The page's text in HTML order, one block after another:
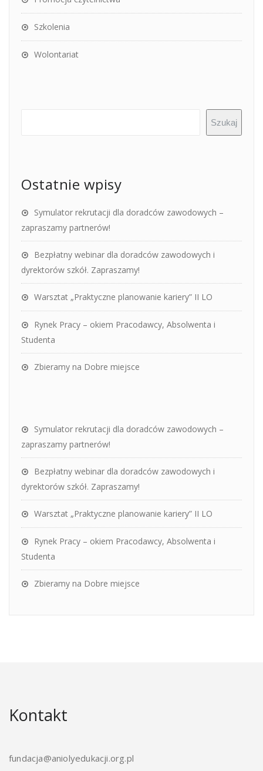
Szkolenia
Wolontariat
Szukaj
Ostatnie wpisy
Symulator rekrutacji dla doradców zawodowych –
zapraszamy partnerów!
Bezpłatny webinar dla doradców zawodowych i
dyrektorów szkół. Zapraszamy!
Warsztat „Praktyczne planowanie kariery” II LO
Rynek Pracy – okiem Pracodawcy, Absolwenta i
Studenta
Zbieramy na Dobre miejsce
Symulator rekrutacji dla doradców zawodowych –
zapraszamy partnerów!
Bezpłatny webinar dla doradców zawodowych i
dyrektorów szkół. Zapraszamy!
Warsztat „Praktyczne planowanie kariery” II LO
Rynek Pracy – okiem Pracodawcy, Absolwenta i
Studenta
Zbieramy na Dobre miejsce
Kontakt
fundacja@aniolyedukacji.org.pl